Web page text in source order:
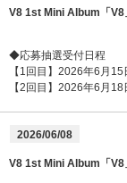
V8 1st Mini Album「V8
◆応募抽選受付日程
【1回目】2026年6月
【2回目】2026年6月
2026/06/08
V8 1st Mini Album「V8